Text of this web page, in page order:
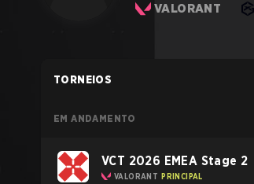
VALORANT
TORNEIOS
EM ANDAMENTO
VCT 2026 EMEA Stage 2
VALORANT PRINCIPAL